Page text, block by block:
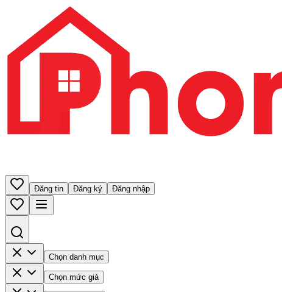
Đăng tin Đăng ký Đăng nhập
Chọn danh mục
Chọn mức giá